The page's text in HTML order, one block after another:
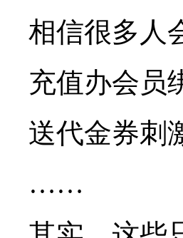
相信很多人
充值办会员
送代金券刺
……